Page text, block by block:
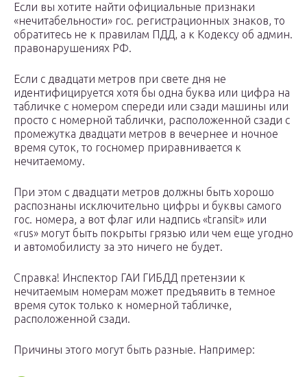
Если вы хотите найти официальные признаки
«нечитабельности» гос. регистрационных знаков, то
обратитесь не к правилам ПДД, а к Кодексу об админ.
правонарушениях РФ.
Если с двадцати метров при свете дня не
идентифицируется хотя бы одна буква или цифра на
табличке с номером спереди или сзади машины или
просто с номерной таблички, расположенной сзади с
промежутка двадцати метров в вечернее и ночное
время суток, то госномер приравнивается к
нечитаемому.
При этом с двадцати метров должны быть хорошо
распознаны исключительно цифры и буквы самого
гос. номера, а вот флаг или надпись «transit» или
«rus» могут быть покрыты грязью или чем еще угодно
и автомобилисту за это ничего не будет.
Справка! Инспектор ГАИ ГИБДД претензии к
нечитаемым номерам может предъявить в темное
время суток только к номерной табличке,
расположенной сзади.
Причины этого могут быть разные. Например: